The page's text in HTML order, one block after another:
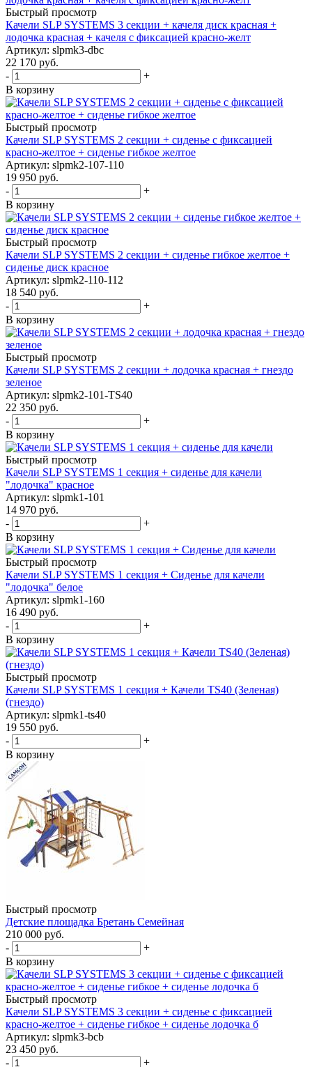
Быстрый просмотр
Качели SLP SYSTEMS 3 секции + качеля диск красная +
лодочка красная + качеля с фиксацией красно-желт
Артикул: slpmk3-dbc
22 170 руб.
-
+
В корзину
Быстрый просмотр
Качели SLP SYSTEMS 2 секции + сиденье с фиксацией
красно-желтое + сиденье гибкое желтое
Артикул: slpmk2-107-110
19 950 руб.
-
+
В корзину
Быстрый просмотр
Качели SLP SYSTEMS 2 секции + сиденье гибкое желтое +
сиденье диск красное
Артикул: slpmk2-110-112
18 540 руб.
-
+
В корзину
Быстрый просмотр
Качели SLP SYSTEMS 2 секции + лодочка красная + гнездо
зеленое
Артикул: slpmk2-101-TS40
22 350 руб.
-
+
В корзину
Быстрый просмотр
Качели SLP SYSTEMS 1 секция + сиденье для качели
"лодочка" красное
Артикул: slpmk1-101
14 970 руб.
-
+
В корзину
Быстрый просмотр
Качели SLP SYSTEMS 1 секция + Сиденье для качели
"лодочка" белое
Артикул: slpmk1-160
16 490 руб.
-
+
В корзину
Быстрый просмотр
Качели SLP SYSTEMS 1 секция + Качели TS40 (Зеленая)
(гнездо)
Артикул: slpmk1-ts40
19 550 руб.
-
+
В корзину
Быстрый просмотр
Детские площадка Бретань Семейная
210 000 руб.
-
+
В корзину
Быстрый просмотр
Качели SLP SYSTEMS 3 секции + сиденье с фиксацией
красно-желтое + сиденье гибкое + сиденье лодочка б
Артикул: slpmk3-bcb
23 450 руб.
-
+